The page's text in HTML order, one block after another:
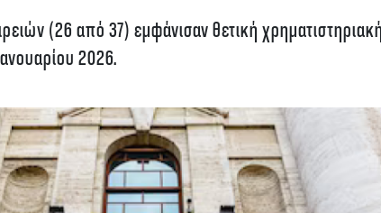
(26 από 37) εμφάνισαν θετική
2026.